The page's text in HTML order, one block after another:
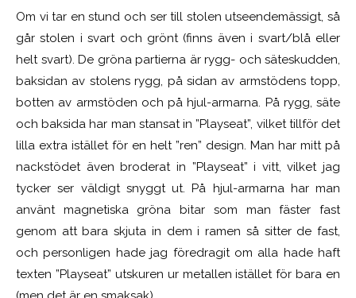
Om vi tar en stund och ser till stolen utseendemässigt, så
går stolen i svart och grönt (finns även i svart/blå eller
helt svart). De gröna partierna är rygg- och säteskudden,
baksidan av stolens rygg, på sidan av armstödens topp,
botten av armstöden och på hjul-armarna. På rygg, säte
och baksida har man stansat in ”Playseat”, vilket tillför det
lilla extra istället för en helt ”ren” design. Man har mitt på
nackstödet även broderat in ”Playseat” i vitt, vilket jag
tycker ser väldigt snyggt ut. På hjul-armarna har man
använt magnetiska gröna bitar som man fäster fast
genom att bara skjuta in dem i ramen så sitter de fast,
och personligen hade jag föredragit om alla hade haft
texten ”Playseat” utskuren ur metallen istället för bara en